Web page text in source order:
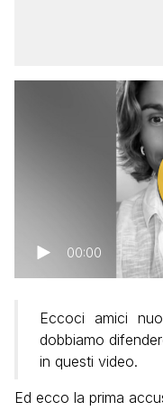
00:00
Eccoci amici
dobbiamo
in questi video.
Ed ecco la prima